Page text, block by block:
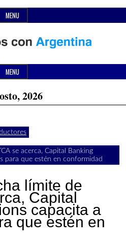
MENU
MENU
2026
se acerca, Capital Banking
para que estén en conformidad
límite de
Capital
capacita a
que estén en